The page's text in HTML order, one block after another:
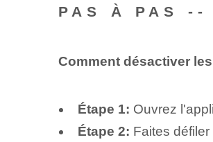
PAS À PAS --
Comment désactiver
Étape 1: Ouvrez
Étape 2: Faites